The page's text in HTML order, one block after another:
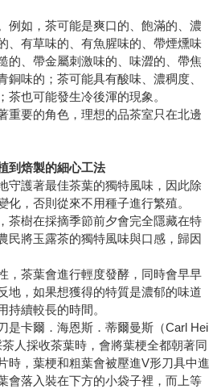
例如，茶可能是爽口的、飽滿的、濃
、有草味的、有魚腥味的、帶煙燻味
的、帶金屬刺激味的、味澀的、帶焦
銅味的；茶可能具有酸味、濃稠度、
茶也可能發生冷後渾的現象。
重要的角色，理想的品茶室只在北邊
到焙製的細心工法
守護著最佳茶葉的獨特風味，因此除
化，否則從來不用種子進行繁殖。
茶樹在採摘季節前夕會完全隱藏在特
民將玉露茶的獨特風味與口感，歸因
，茶葉會進行輕度發酵，同時會早早
地，如果想獲得的特質是濃郁的味道
持續較長的時間。
是卡爾．海恩斯．蒂爾曼斯（Carl Hei
人採收茶葉時，會將葉梗全都朝著同
時，葉梗和粗葉會被壓進V形刀具中進
會落入裝在下方的小袋子裡，而上等